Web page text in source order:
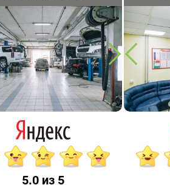
5.0 из 5